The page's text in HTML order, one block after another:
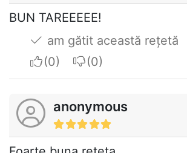
BUN TAREEEEE!
am gătit această rețetă
I apreciateI do not appreciate
anonymous